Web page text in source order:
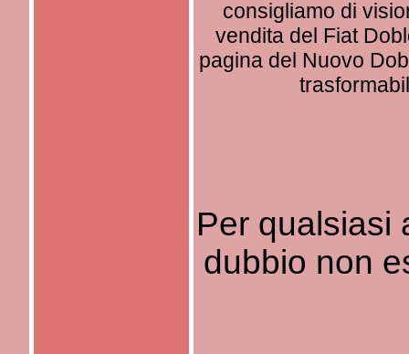
consigliamo di
vendita del Fiat
pagina del Nuovo
Per qualsiasi
dubbio non